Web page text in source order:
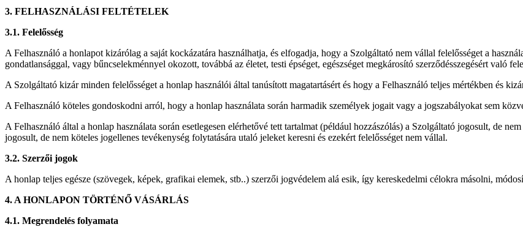
3. FELHASZNÁLÁSI FELTÉTELEK
3.1. Felelősség
A Felhasználó a honlapot kizárólag a saját kockázatára használhatja, és elfogadja, hogy a Szolgáltató nem vállal felelősséget a
gondatlansággal, vagy bűncselekménnyel okozott, továbbá az életet, testi épséget, egészséget megkárosító szerződésszegésért való
A Szolgáltató kizár minden felelősséget a honlap használói által tanúsított magatartásért és hogy a Felhasználó teljes mértékben és
A Felhasználó köteles gondoskodni arról, hogy a honlap használata során harmadik személyek jogait vagy a jogszabályokat sem
A Felhasználó által a honlap használata során esetlegesen elérhetővé tett tartalmat (például hozzászólás) a Szolgáltató jogosult, de
jogosult, de nem köteles jogellenes tevékenység folytatására utaló jeleket keresni és ezekért felelősséget nem vállal.
3.2. Szerzői jogok
A honlap teljes egésze (szövegek, képek, grafikai elemek, stb..) szerzői jogvédelem alá esik, így kereskedelmi célokra másolni,
4. A HONLAPON TÖRTÉNŐ VÁSÁRLÁS
4.1. Megrendelés folyamata